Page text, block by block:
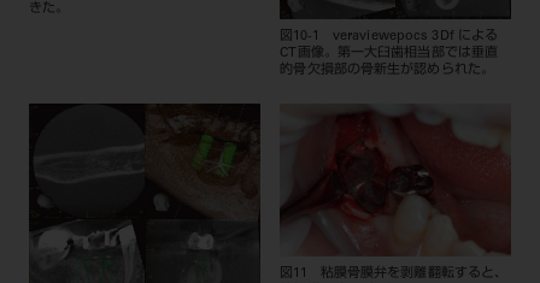
きた。
図10-1 veraviewepocs 3Df による
CT画像。第一大臼歯相当部では垂直
的骨欠損部の骨新生が認められた。
図11 粘膜骨膜弁を剥離翻転すると、